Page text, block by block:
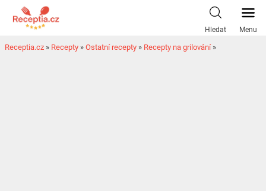
Hledat Menu
Receptia.cz » Recepty » Ostatní recepty » Recepty na grilování»